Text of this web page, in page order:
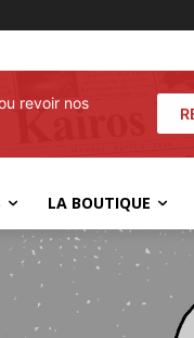
revoir nos
LA BOUTIQUE